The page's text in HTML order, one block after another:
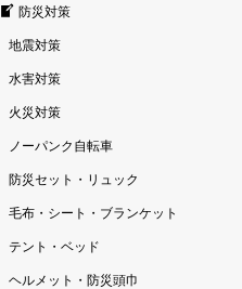
防災対策
地震対策
水害対策
火災対策
ノーパンク自転車
防災セット・リュック
毛布・シート・ブランケット
テント・ベッド
ヘルメット・防災頭巾